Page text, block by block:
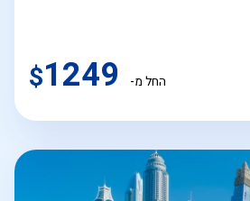
החל מ- $1249